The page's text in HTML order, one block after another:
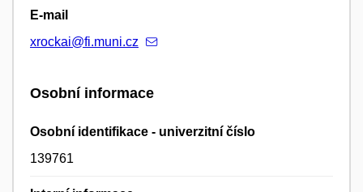
E-mail
xrockai@fi.muni.cz
Osobní informace
Osobní identifikace - univerzitní číslo
139761